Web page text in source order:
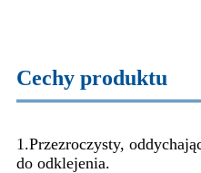
Cechy produktu
1.Przezroczysty,
do odklejenia.